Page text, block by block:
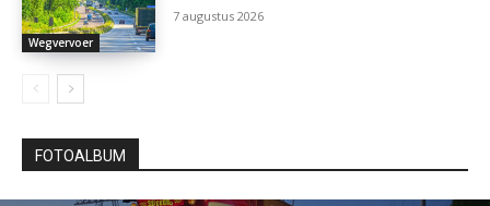
Wegvervoer
7 augustus 2026
FOTOALBUM